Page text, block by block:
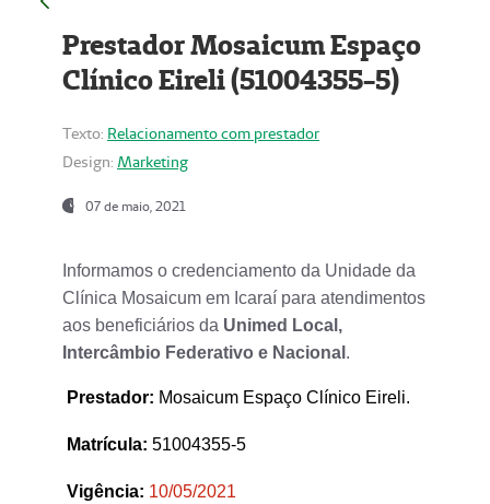
Prestador Mosaicum Espaço
Clínico Eireli (51004355-5)
Texto: Relacionamento com prestador
Design: Marketing
07 de maio, 2021
Informamos o credenciamento da Unidade da
Clínica Mosaicum em Icaraí para atendimentos
aos beneficiários da Unimed Local,
Intercâmbio Federativo e Nacional .
Prestador: Mosaicum Espaço Clínico Eireli.
Matrícula: 51004355-5
Vigência: 10/05/2021